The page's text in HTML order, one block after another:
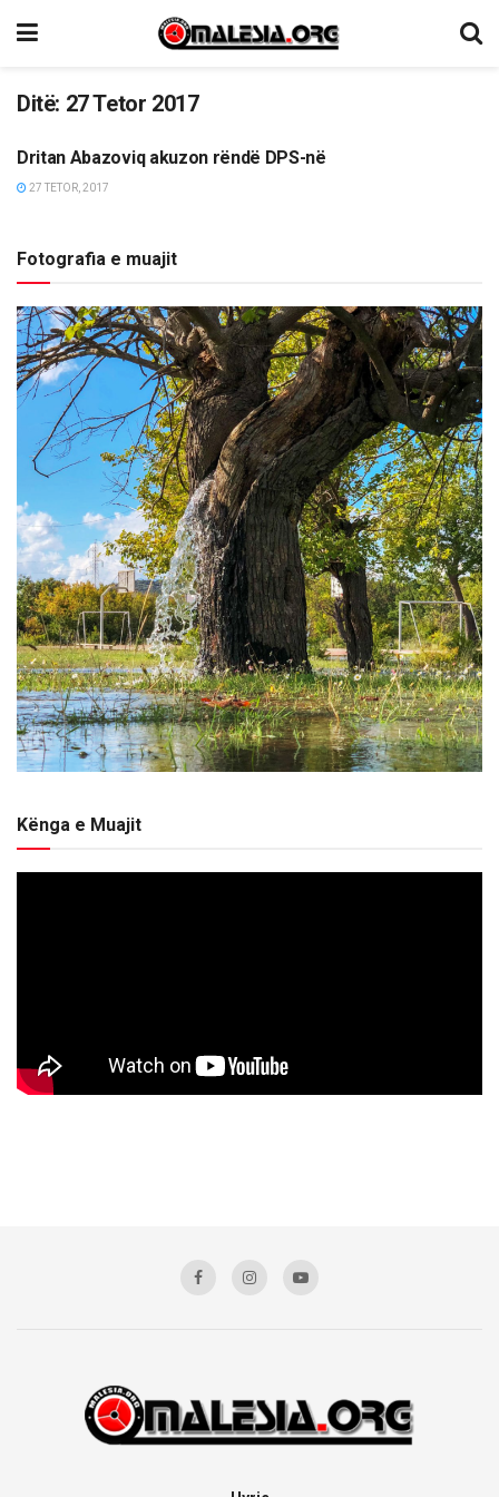
Ditë: 27 Tetor 2017
LAJME
Dritan Abazoviq akuzon rëndë DPS-në
27 TETOR, 2017
Fotografia e muajit
Kënga e Muajit